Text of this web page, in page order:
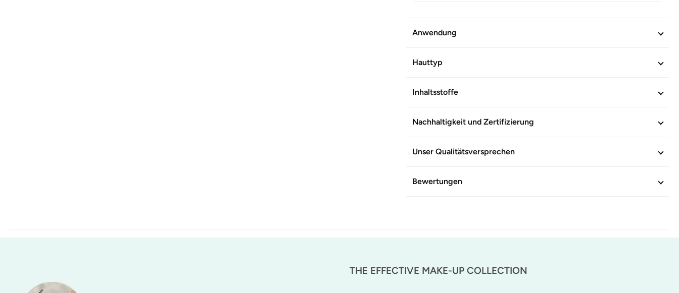
Anwendung
Hauttyp
Inhaltsstoffe
Nachhaltigkeit und Zertifizierung
Unser Qualitätsversprechen
Bewertungen
THE EFFECTIVE MAKE-UP COLLECTION